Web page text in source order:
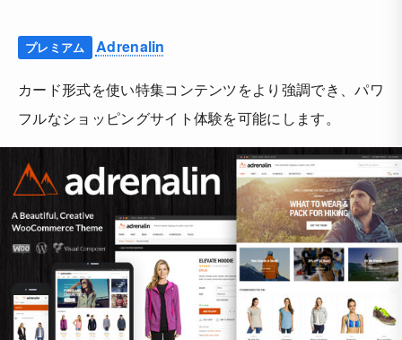
プレミアム Adrenalin
カード形式を使い特集コンテンツをより強調でき、パワ
フルなショッピングサイト体験を可能にします。